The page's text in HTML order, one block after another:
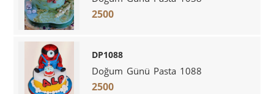
2500
DP1088
Doğum Günü Pasta 1088
2500